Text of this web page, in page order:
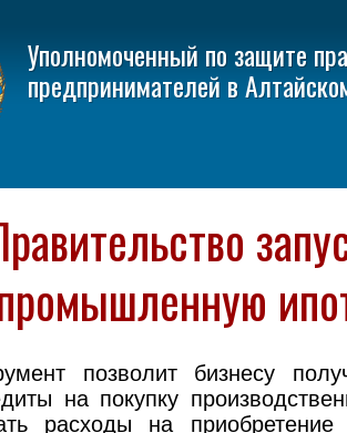
Уполномоченный по защите
предпринимателей в
позволит бизнесу
на покупку
расходы на